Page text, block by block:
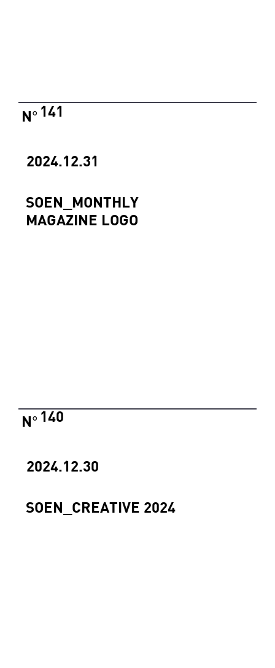
2024.12.31
SOEN_MONTHLY
MAGAZINE LOGO
141
N°
2024.12.30
SOEN_CREATIVE 2024
140
N°